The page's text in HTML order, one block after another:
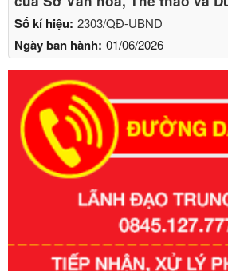
Số kí hiệu: 2303/QĐ-UBND
Ngày ban hành: 01/06/2026